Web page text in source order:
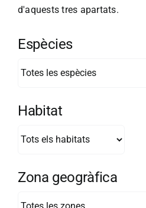
d'aquests tres apartats.
Espècies
Habitat
Zona geogràfica